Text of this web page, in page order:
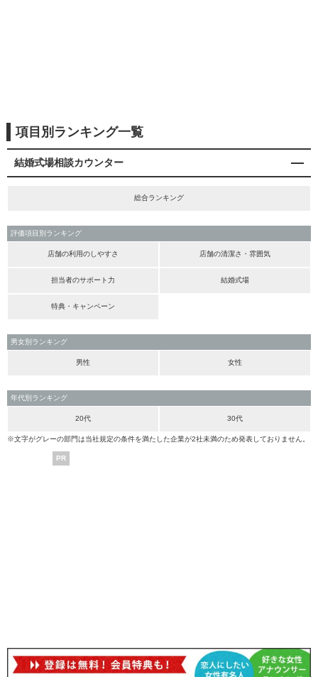
項目別ランキング一覧
結婚式場相談カウンター
総合ランキング
評価項目別ランキング
店舗の利用のしやすさ 店舗の清潔さ・雰囲気
担当者のサポート力 結婚式場
特典・キャンペーン
男女別ランキング
男性 女性
年代別ランキング
20代 30代
※文字がグレーの部門は当社規定の条件を満たした企業が2社未満のため発表しておりません。
PR